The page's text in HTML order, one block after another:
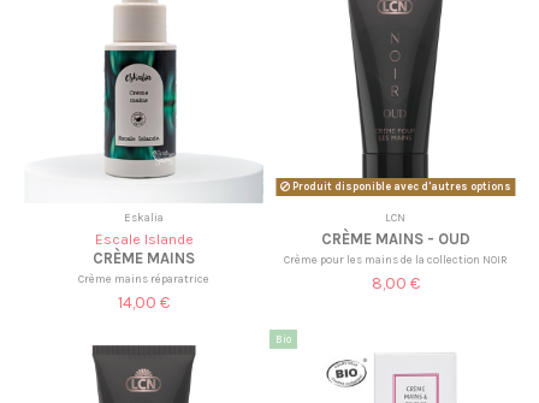
Eskalia
Escale Islande
CRÈME MAINS
Crème mains réparatrice
14,00 €
Produit disponible avec d'autres options
LCN
CRÈME MAINS - OUD
Crème pour les mains de la collection NOIR
8,00 €
Bio